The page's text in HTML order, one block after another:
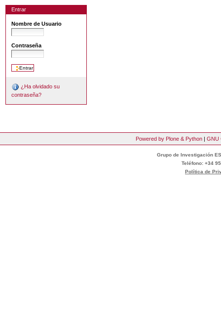
Entrar
Nombre de Usuario
Contraseña
¿Ha olvidado su
contraseña?
Powered by Plone & Python | GNU
Grupo de Investigación
Teléfono: +34
Política de